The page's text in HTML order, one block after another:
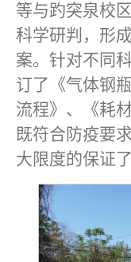
等与趵突泉校
科学研判，形
案。针对不同
订了《气体钢
流程》、《耗
既符合防疫要
大限度的保证